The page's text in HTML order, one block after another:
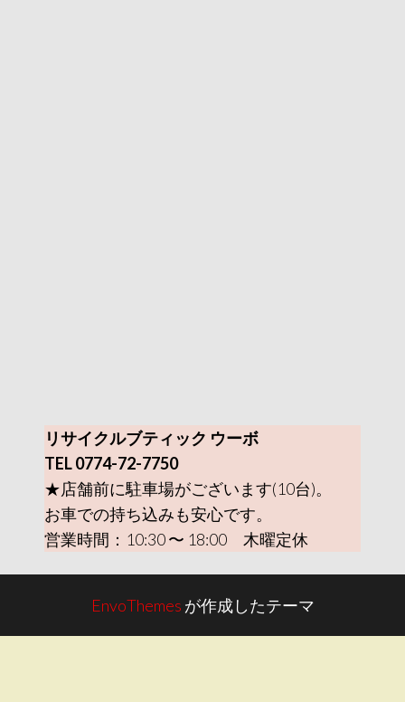
リサイクルブティック ウーボ
TEL 0774-72-7750
★店舗前に駐車場がございます(10台)。
お車での持ち込みも安心です。
営業時間：10:30 〜 18:00 木曜定休
EnvoThemes が作成したテーマ